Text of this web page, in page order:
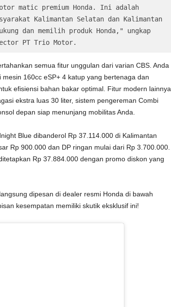
matic premium Honda. Ini adalah
Kalimantan Selatan dan Kalimantan
dan memilih produk Honda," ungkap
PT Trio Motor.
semua fitur unggulan dari varian CBS. Anda
160cc eSP+ 4 katup yang bertenaga dan
efisiensi bahan bakar optimal. Fitur modern lainnya
ekstra luas 30 liter, sistem pengereman Combi
depan siap menunjang mobilitas Anda.
Blue dibanderol Rp 37.114.000 di Kalimantan
Rp 900.000 dan DP ringan mulai dari Rp 3.700.000.
Rp 37.884.000 dengan promo diskon yang
dipesan di dealer resmi Honda di bawah
kesempatan memiliki skutik eksklusif ini!